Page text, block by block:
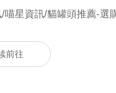
星資訊/貓罐頭推薦-選
前往